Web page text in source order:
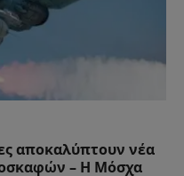
αποκαλύπτουν νέα
– Η Μόσχα